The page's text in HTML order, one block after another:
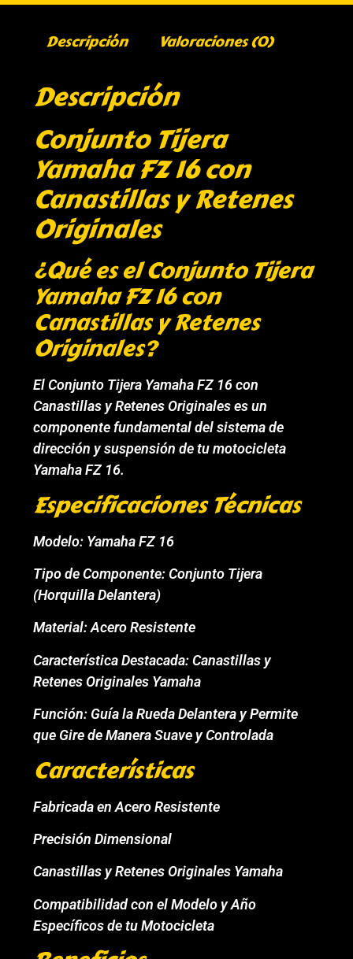
Descripción Valoraciones (0)
Descripción
Conjunto Tijera
Yamaha FZ 16 con
Canastillas y Retenes
Originales
¿Qué es el Conjunto Tijera
Yamaha FZ 16 con
Canastillas y Retenes
Originales?
El Conjunto Tijera Yamaha FZ 16 con
Canastillas y Retenes Originales es un
componente fundamental del sistema de
dirección y suspensión de tu motocicleta
Yamaha FZ 16.
Especificaciones Técnicas
Modelo: Yamaha FZ 16
Tipo de Componente: Conjunto Tijera
(Horquilla Delantera)
Material: Acero Resistente
Característica Destacada: Canastillas y
Retenes Originales Yamaha
Función: Guía la Rueda Delantera y Permite
que Gire de Manera Suave y Controlada
Características
Fabricada en Acero Resistente
Precisión Dimensional
Canastillas y Retenes Originales Yamaha
Compatibilidad con el Modelo y Año
Específicos de tu Motocicleta